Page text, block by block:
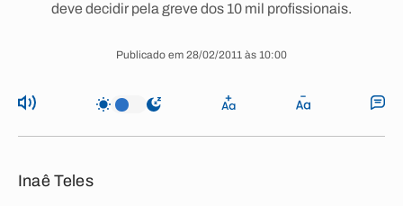
deve decidir pela greve dos 10 mil profissionais.
Publicado em 28/02/2011 às 10:00
Inaê Teles